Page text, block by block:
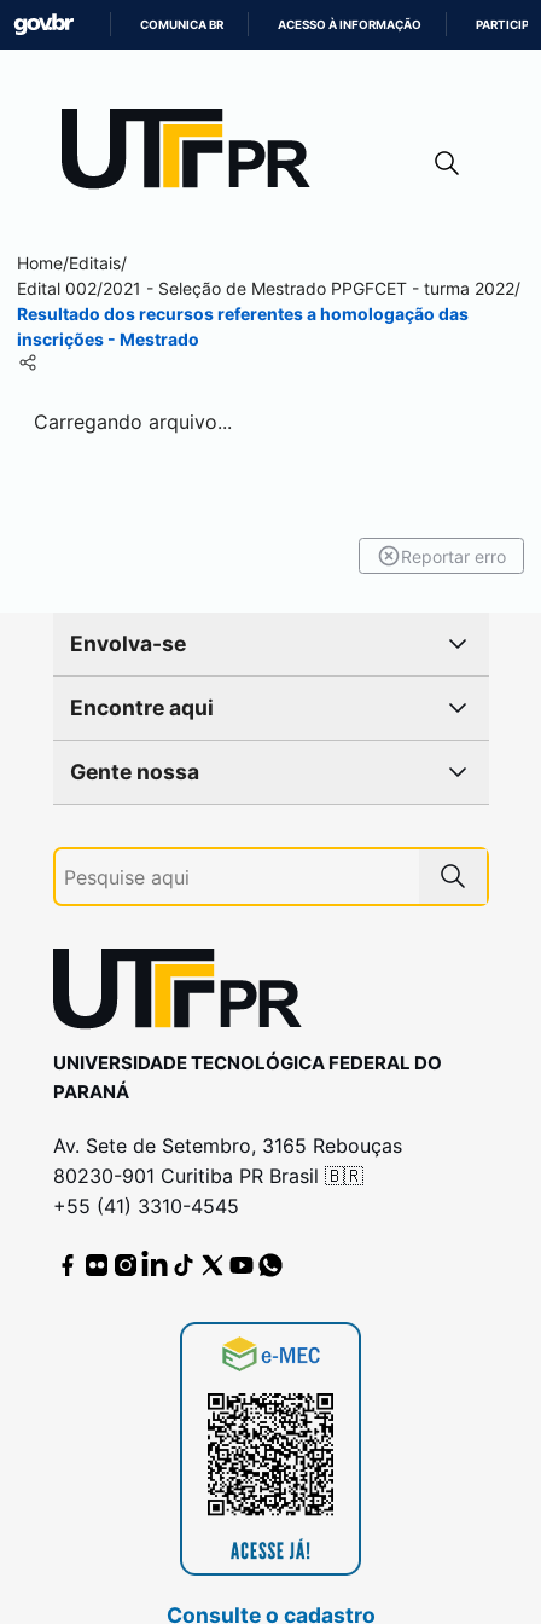
CONTEÚDO
COMUNICA BR ACESSO À INFORMAÇÃO PARTICIPE
Home/Editais/
Edital 002/2021 - Seleção de Mestrado PPGFCET - turma 2022/
Resultado dos recursos referentes a homologação das
inscrições - Mestrado
Carregando arquivo...
Reportar erro
Envolva-se
Encontre aqui
Gente nossa
UNIVERSIDADE TECNOLÓGICA FEDERAL DO
PARANÁ
Av. Sete de Setembro, 3165 Rebouças
80230-901 Curitiba PR Brasil 🇧🇷
+55 (41) 3310-4545
Consulte o cadastro